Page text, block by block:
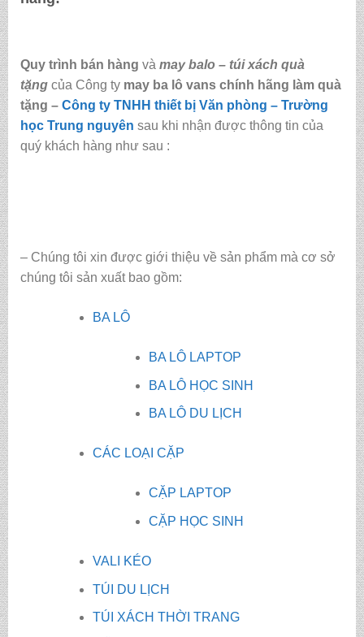
Quy trình bán hàng và may balo – túi xách quà
tặng của Công ty may ba lô vans chính hãng làm quà
tặng – Công ty TNHH thiết bị Văn phòng – Trường
học Trung nguyên sau khi nhận được thông tin của
quý khách hàng như sau :
– Chúng tôi xin được giới thiệu về sản phẩm mà cơ sở
chúng tôi sản xuất bao gồm:
BA LÔ
BA LÔ LAPTOP
BA LÔ HỌC SINH
BA LÔ DU LỊCH
CÁC LOẠI CẶP
CẶP LAPTOP
CẶP HỌC SINH
VALI KÉO
TÚI DU LỊCH
TÚI XÁCH THỜI TRANG